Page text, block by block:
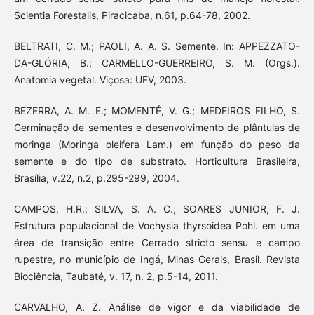
Scientia Forestalis, Piracicaba, n.61, p.64-78, 2002.
BELTRATI, C. M.; PAOLI, A. A. S. Semente. In: APPEZZATO-
DA-GLÓRIA, B.; CARMELLO-GUERREIRO, S. M. (Orgs.).
Anatomia vegetal. Viçosa: UFV, 2003.
BEZERRA, A. M. E.; MOMENTÉ, V. G.; MEDEIROS FILHO, S.
Germinação de sementes e desenvolvimento de plântulas de
moringa (Moringa oleifera Lam.) em função do peso da
semente e do tipo de substrato. Horticultura Brasileira,
Brasília, v.22, n.2, p.295-299, 2004.
CAMPOS, H.R.; SILVA, S. A. C.; SOARES JUNIOR, F. J.
Estrutura populacional de Vochysia thyrsoidea Pohl. em uma
área de transição entre Cerrado stricto sensu e campo
rupestre, no município de Ingá, Minas Gerais, Brasil. Revista
Biociência, Taubaté, v. 17, n. 2, p.5-14, 2011.
CARVALHO, A. Z. Análise de vigor e da viabilidade de